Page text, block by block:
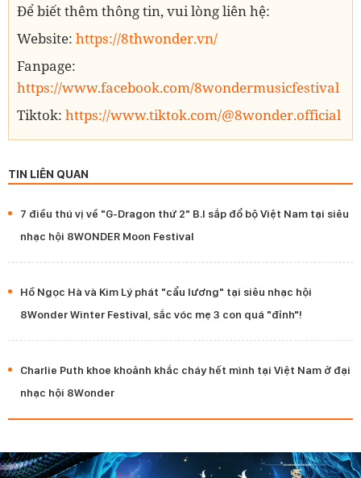
Để biết thêm thông tin, vui lòng liên hệ:
Website: https://8thwonder.vn/
Fanpage:
https://www.facebook.com/8wondermusicfestival
Tiktok: https://www.tiktok.com/@8wonder.official
TIN LIÊN QUAN
7 điều thú vị về "G-Dragon thứ 2" B.I sắp đổ bộ Việt Nam tại siêu
nhạc hội 8WONDER Moon Festival
Hồ Ngọc Hà và Kim Lý phát "cẩu lương" tại siêu nhạc hội
8Wonder Winter Festival, sắc vóc mẹ 3 con quá "đỉnh"!
Charlie Puth khoe khoảnh khắc cháy hết mình tại Việt Nam ở đại
nhạc hội 8Wonder